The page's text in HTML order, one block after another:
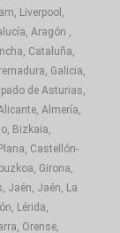
Liverpool,
Aragón ,
Cataluña,
Galicia,
de Asturias,
Almería,
Bizkaia,
Castellón-
Girona,
Jaén, Jaén, La
Lérida,
Orense,